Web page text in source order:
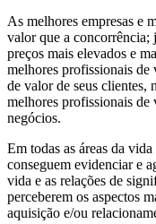
As melhores empresas e
valor que a concorrência;
preços mais elevados e
melhores profissionais de
de valor de seus clientes,
melhores profissionais de
negócios.
Em todas as áreas da
conseguem evidenciar e
vida e as relações de
perceberem os aspectos
aquisição e/ou